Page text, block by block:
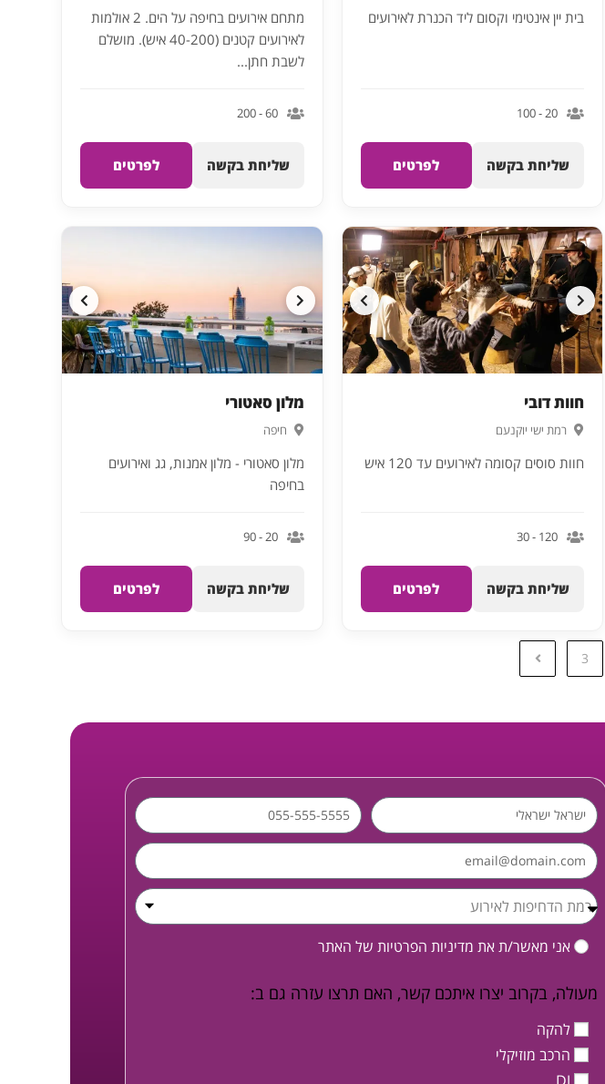
בית יין אינטימי וקסום ליד הכנרת לאירועים
20 - 100
שליחת בקשה לפרטים
מתחם אירועים בחיפה על הים. 2 אולמות
לאירועים קטנים (40-200 איש). מושלם
לשבת חתן...
60 - 200
שליחת בקשה לפרטים
חוות דובי
רמת ישי יוקנעם
חוות סוסים קסומה לאירועים עד 120 איש
120 - 30
שליחת בקשה לפרטים
מלון סאטורי
חיפה
מלון סאטורי - מלון אמנות, גג ואירועים
בחיפה
20 - 90
שליחת בקשה לפרטים
3
אני מאשר/ת את מדיניות הפרטיות של האתר
מעולה, בקרוב יצרו איתכם קשר, האם תרצו עזרה גם ב:
להקה
הרכב מוזיקלי